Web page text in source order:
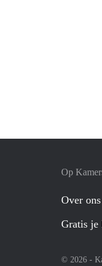
Op
Over ons
Gratis je
© 2026 -